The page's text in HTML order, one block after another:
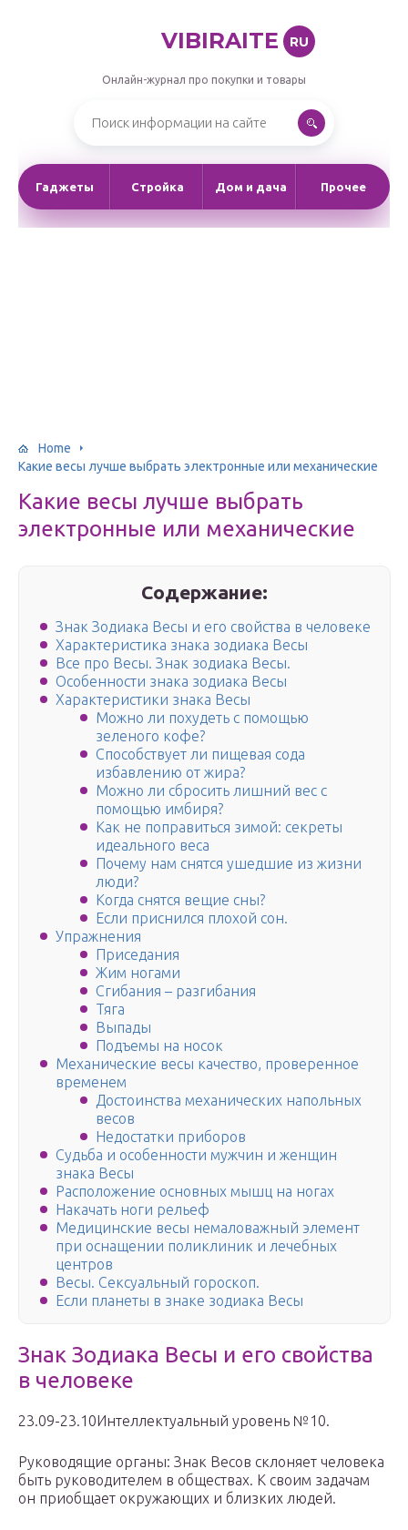
VIBIRAITE RU
Онлайн-журнал про покупки и товары
Гаджеты Стройка Дом и дача Прочее
Home
Какие весы лучше выбрать электронные или механические
Какие весы лучше выбрать
электронные или механические
Содержание:
Знак Зодиака Весы и его свойства в человеке
Характеристика знака зодиака Весы
Все про Весы. Знак зодиака Весы.
Особенности знака зодиака Весы
Характеристики знака Весы
Можно ли похудеть с помощью
зеленого кофе?
Способствует ли пищевая сода
избавлению от жира?
Можно ли сбросить лишний вес с
помощью имбиря?
Как не поправиться зимой: секреты
идеального веса
Почему нам снятся ушедшие из жизни
люди?
Когда снятся вещие сны?
Если приснился плохой сон.
Упражнения
Приседания
Жим ногами
Сгибания – разгибания
Тяга
Выпады
Подъемы на носок
Механические весы качество, проверенное
временем
Достоинства механических напольных
весов
Недостатки приборов
Судьба и особенности мужчин и женщин
знака Весы
Расположение основных мышц на ногах
Накачать ноги рельеф
Медицинские весы немаловажный элемент
при оснащении поликлиник и лечебных
центров
Весы. Сексуальный гороскоп.
Если планеты в знаке зодиака Весы
Знак Зодиака Весы и его свойства
в человеке
23.09-23.10Интеллектуальный уровень №10.
Руководящие органы: Знак Весов склоняет человека
быть руководителем в обществах. К своим задачам
он приобщает окружающих и близких людей.